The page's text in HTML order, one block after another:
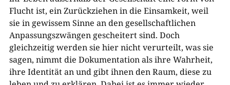
Flucht ist, ein Zurückziehen in die Einsamkeit, weil
sie in gewissem Sinne an den gesellschaftlichen
Anpassungszwängen gescheitert sind. Doch
gleichzeitig werden sie hier nicht verurteilt, was sie
sagen, nimmt die Dokumentation als ihre Wahrheit,
ihre Identität an und gibt ihnen den Raum, diese zu